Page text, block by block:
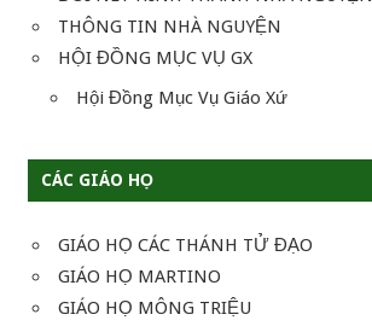
THÔNG TIN NHÀ NGUYỆN
HỘI ĐỒNG MỤC VỤ GX
Hội Đồng Mục Vụ Giáo Xứ
CÁC GIÁO HỌ
GIÁO HỌ CÁC THÁNH TỬ ĐẠO
GIÁO HỌ MARTINO
GIÁO HỌ MÔNG TRIỆU